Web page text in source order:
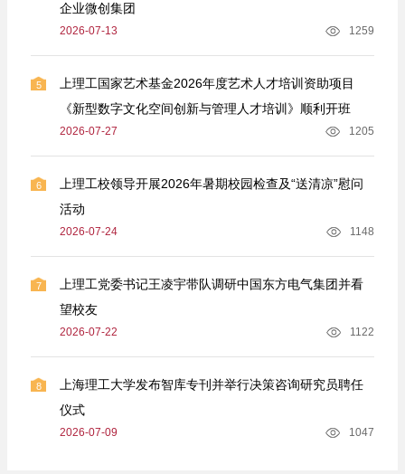
企业微创集团
2026-07-13 1259
5
上理工国家艺术基金2026年度艺术人才培训资助项目
《新型数字文化空间创新与管理人才培训》顺利开班
2026-07-27 1205
6
上理工校领导开展2026年暑期校园检查及“送清凉”慰问
活动
2026-07-24 1148
7
上理工党委书记王凌宇带队调研中国东方电气集团并看
望校友
2026-07-22 1122
8
上海理工大学发布智库专刊并举行决策咨询研究员聘任
仪式
2026-07-09 1047